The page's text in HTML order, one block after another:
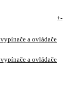
+-
a ovládače
a ovládače